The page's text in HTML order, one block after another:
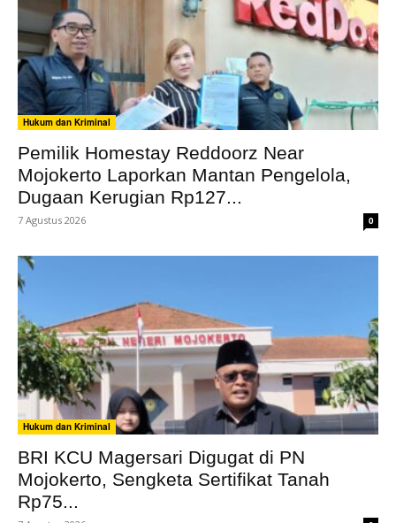
Hukum dan Kriminal
Pemilik Homestay Reddoorz Near
Mojokerto Laporkan Mantan Pengelola,
Dugaan Kerugian Rp127...
7 Agustus 2026 0
Hukum dan Kriminal
BRI KCU Magersari Digugat di PN
Mojokerto, Sengketa Sertifikat Tanah
Rp75...